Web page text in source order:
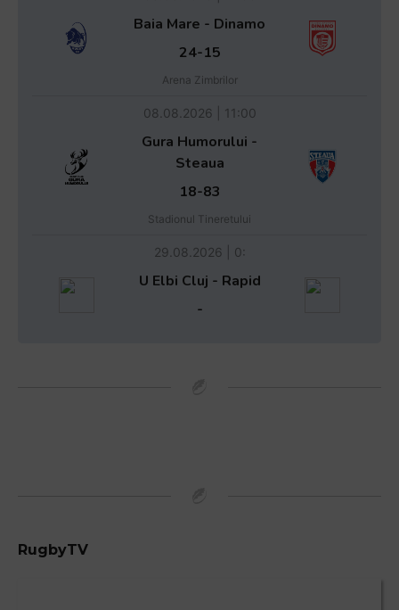
Baia Mare - Dinamo
24-15
Arena Zimbrilor
08.08.2026 | 11:00
Gura Humorului -
Steaua
18-83
Stadionul Tineretului
29.08.2026 | 0:
U Elbi Cluj - Rapid
-
RugbyTV